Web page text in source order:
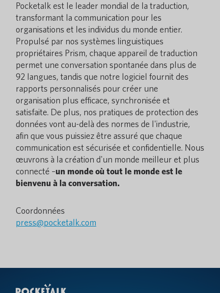
Pocketalk est le leader mondial de la traduction,
transformant la communication pour les
organisations et les individus du monde entier.
Propulsé par nos systèmes linguistiques
propriétaires Prism, chaque appareil de traduction
permet une conversation spontanée dans plus de
92 langues, tandis que notre logiciel fournit des
rapports personnalisés pour créer une
organisation plus efficace, synchronisée et
satisfaite. De plus, nos pratiques de protection des
données vont au-delà des normes de l'industrie,
afin que vous puissiez être assuré que chaque
communication est sécurisée et confidentielle. Nous
œuvrons à la création d'un monde meilleur et plus
connecté –un monde où tout le monde est le
bienvenu à la conversation.
Coordonnées
press@pocketalk.com